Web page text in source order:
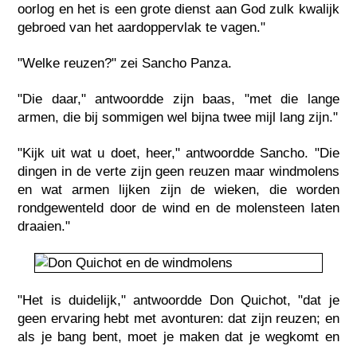
oorlog en het is een grote dienst aan God zulk kwalijk
gebroed van het aardoppervlak te vagen."
"Welke reuzen?" zei Sancho Panza.
"Die daar," antwoordde zijn baas, "met die lange
armen, die bij sommigen wel bijna twee mijl lang zijn."
"Kijk uit wat u doet, heer," antwoordde Sancho. "Die
dingen in de verte zijn geen reuzen maar windmolens
en wat armen lijken zijn de wieken, die worden
rondgewenteld door de wind en de molensteen laten
draaien."
"Het is duidelijk," antwoordde Don Quichot, "dat je
geen ervaring hebt met avonturen: dat zijn reuzen; en
als je bang bent, moet je maken dat je wegkomt en